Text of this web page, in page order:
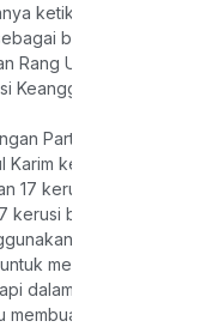
ketika ditemui
berkata
Rang Undang-
Keanggotaan) 2025
Parti Pesaka
kerana
17 kerusi itu, tetapi
kerusi baharu itu
17 kerusi itu
memulakan
dalam tempoh lebih
spekulasi.